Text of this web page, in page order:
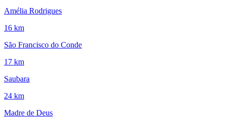
Amélia Rodrigues
16 km
São Francisco do Conde
17 km
Saubara
24 km
Madre de Deus